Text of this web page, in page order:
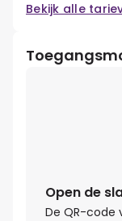
Bekijk alle
Open de
De QR-code